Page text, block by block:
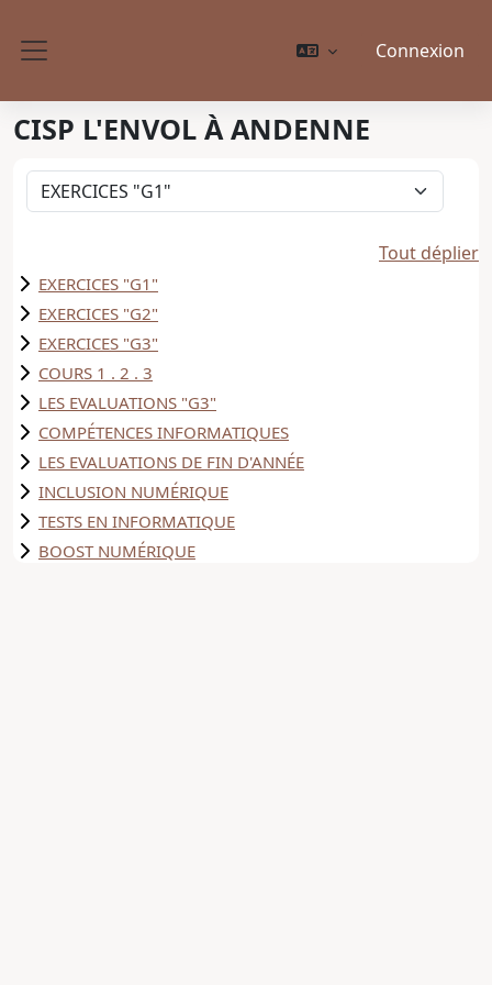
Connexion
CISP L'ENVOL À ANDENNE
Catégories de cours
Tout déplier
EXERCICES "G1"
EXERCICES "G2"
EXERCICES "G3"
COURS 1 . 2 . 3
LES EVALUATIONS "G3"
COMPÉTENCES INFORMATIQUES
LES EVALUATIONS DE FIN D'ANNÉE
INCLUSION NUMÉRIQUE
TESTS EN INFORMATIQUE
BOOST NUMÉRIQUE